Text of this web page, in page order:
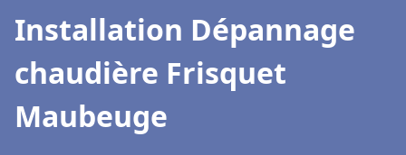
Installation Dépannage
chaudière Frisquet
Maubeuge